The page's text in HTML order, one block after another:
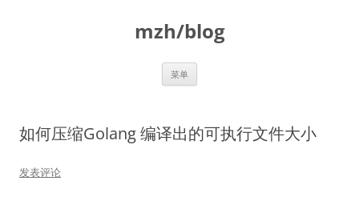
mzh/blog
菜单
如何压缩Golang 编译出的可执行文件大小
发表评论